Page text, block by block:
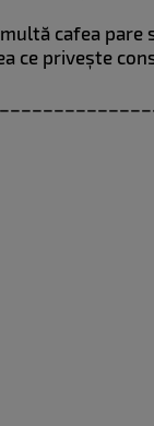
cafea
ce privește